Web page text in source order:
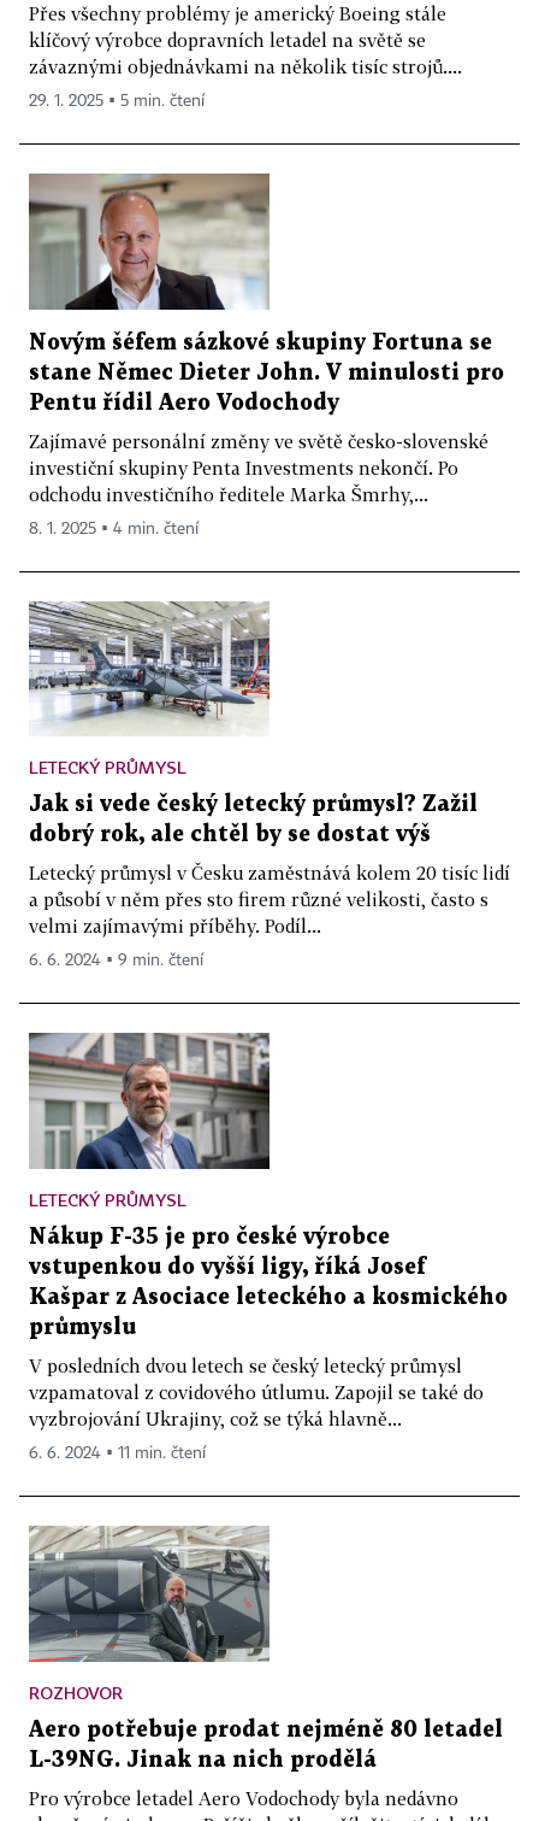
Přes všechny problémy je americký Boeing stále
klíčový výrobce dopravních letadel na světě se
závaznými objednávkami na několik tisíc strojů....
29. 1. 2025 ▪ 5 min. čtení
Novým šéfem sázkové skupiny Fortuna se
stane Němec Dieter John. V minulosti pro
Pentu řídil Aero Vodochody
Zajímavé personální změny ve světě česko-slovenské
investiční skupiny Penta Investments nekončí. Po
odchodu investičního ředitele Marka Šmrhy,...
8. 1. 2025 ▪ 4 min. čtení
LETECKÝ PRŮMYSL
Jak si vede český letecký průmysl? Zažil
dobrý rok, ale chtěl by se dostat výš
Letecký průmysl v Česku zaměstnává kolem 20 tisíc lidí
a působí v něm přes sto firem různé velikosti, často s
velmi zajímavými příběhy. Podíl...
6. 6. 2024 ▪ 9 min. čtení
LETECKÝ PRŮMYSL
Nákup F-35 je pro české výrobce
vstupenkou do vyšší ligy, říká Josef
Kašpar z Asociace leteckého a kosmického
průmyslu
V posledních dvou letech se český letecký průmysl
vzpamatoval z covidového útlumu. Zapojil se také do
vyzbrojování Ukrajiny, což se týká hlavně...
6. 6. 2024 ▪ 11 min. čtení
ROZHOVOR
Aero potřebuje prodat nejméně 80 letadel
L-39NG. Jinak na nich prodělá
Pro výrobce letadel Aero Vodochody byla nedávno